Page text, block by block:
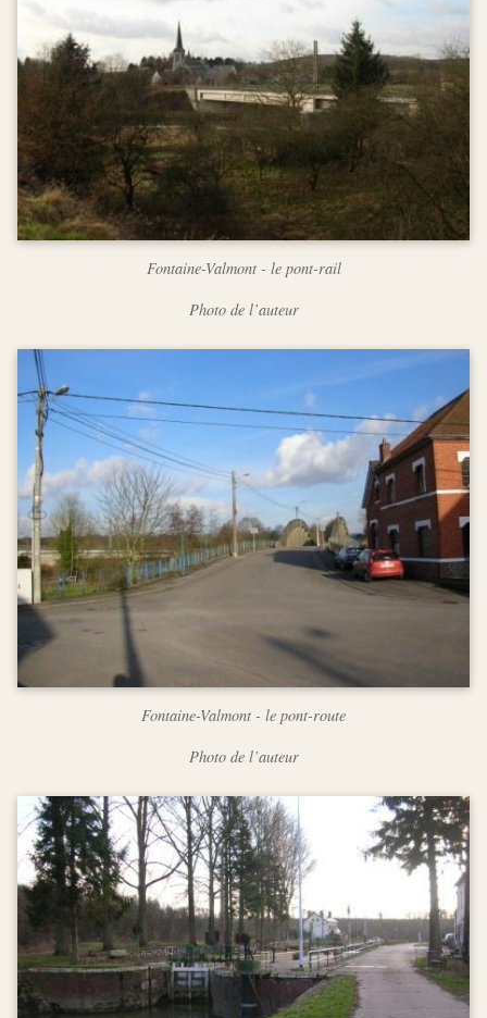
Fontaine-Valmont - le pont-rail
Photo de l’auteur
Fontaine-Valmont - le pont-route
Photo de l’auteur